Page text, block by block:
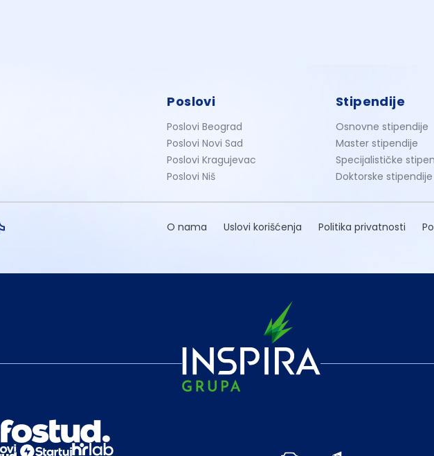
Poslovi
Poslovi Beograd
Poslovi Novi Sad
Poslovi Kragujevac
Poslovi Niš
Stipendije
Osnovne stipendije
Master stipendije
Specijalističke
Doktorske stipendije
O nama Uslovi korišćenja Politika privatnosti